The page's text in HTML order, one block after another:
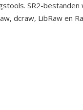
SR2-bestanden
dcraw, LibRaw en